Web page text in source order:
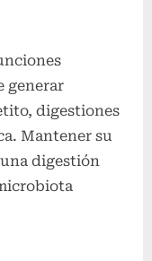
generar
digestiones
Mantener su
digestión